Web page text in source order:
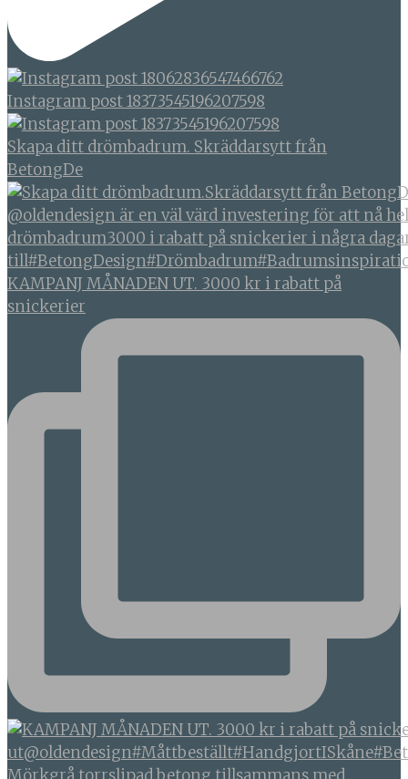
Instagram post 18373545196207598
Skapa ditt drömbadrum. Skräddarsytt från
BetongDe
KAMPANJ MÅNADEN UT. 3000 kr i rabatt på
snickerier